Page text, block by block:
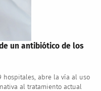
un antibiótico de los
hospitales, abre la vía al uso
al tratamiento actual